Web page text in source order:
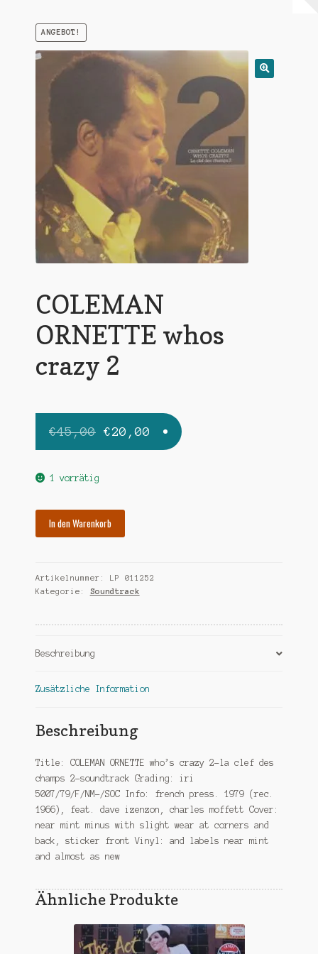
Warenkorb
Mein Konto
ANGEBOT!
COLEMAN
ORNETTE whos
crazy 2
€45,00 Ursprünglicher
Preis
€20,00 Aktueller
Preis
1 vorrätig
2
Menge
In den Warenkorb
Artikelnummer:
LP 011252
Kategorie: Soundtrack
Beschreibung
Zusätzliche Information
Beschreibung
Title: COLEMAN ORNETTE who’s crazy 2-la clef des
champs 2-soundtrack Grading: iri
5007/79/F/NM-/SOC Info: french press. 1979 (rec.
1966), feat. dave izenzon, charles moffett Cover:
near mint minus with slight wear at corners and
back, sticker front Vinyl: and labels near mint
and almost as new
Ähnliche Produkte